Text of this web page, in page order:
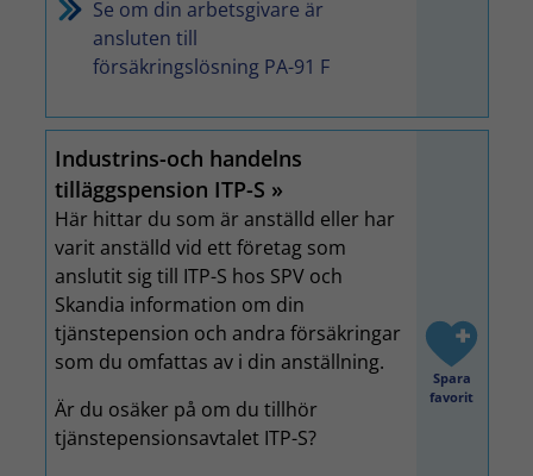
Se om din arbetsgivare är
ansluten till
försäkringslösning PA-91 F
Industrins-och handelns
tilläggspension ITP-S
Här hittar du som är anställd eller har
varit anställd vid ett företag som
anslutit sig till ITP-S hos SPV och
Skandia information om din
tjänstepension och andra försäkringar
som du omfattas av i din anställning.
Är du osäker på om du tillhör
tjänstepensionsavtalet ITP-S?
Spara
favorit